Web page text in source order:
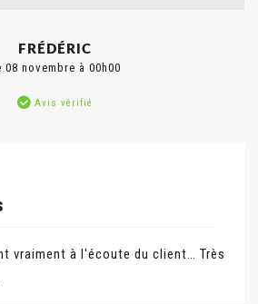
FRÉDÉRIC
08 novembre à 00h00
Avis vérifié
vraiment à l'écoute du client… Très